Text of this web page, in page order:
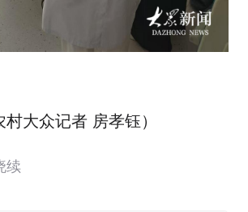
村大众记者 房孝钰）
续